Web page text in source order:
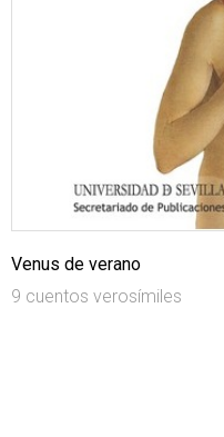
Venus de verano
9 cuentos verosímiles